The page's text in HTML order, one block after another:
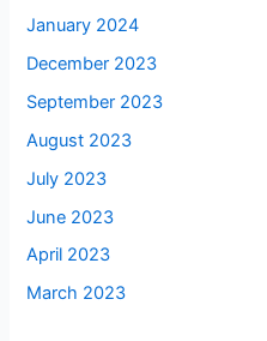
January 2024
December 2023
September 2023
August 2023
July 2023
June 2023
April 2023
March 2023